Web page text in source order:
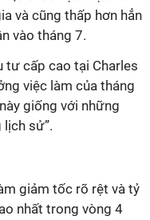
và cũng thấp hơn hẳn
vào tháng 7.
tư cấp cao tại Charles
việc làm của tháng
giống với những
sử”.
giảm tốc rõ rệt và tỷ
nhất trong vòng 4